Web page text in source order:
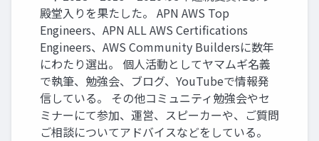
殿堂入りを果たした。 APN AWS Top
Engineers、APN ALL AWS Certifications
Engineers、AWS Community Buildersに数年
にわたり選出。 個人活動としてヤマムギ名義
で執筆、勉強会、ブログ、YouTubeで情報発
信している。 その他コミュニティ勉強会やセ
ミナーにて参加、運営、スピーカーや、ご質問
ご相談についてアドバイスなどをしている。